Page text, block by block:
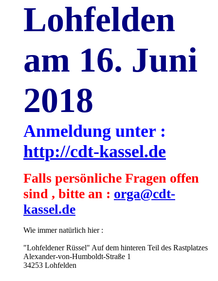
Lohfelden
am 16. Juni
2018
Anmeldung unter :
http://cdt-kassel.de
Falls persönliche Fragen offen
sind , bitte an : orga@cdt-
kassel.de
Wie immer natürlich hier :
"Lohfeldener Rüssel" Auf dem hinteren Teil des Rastplatzes
Alexander-von-Humboldt-Straße 1
34253 Lohfelden